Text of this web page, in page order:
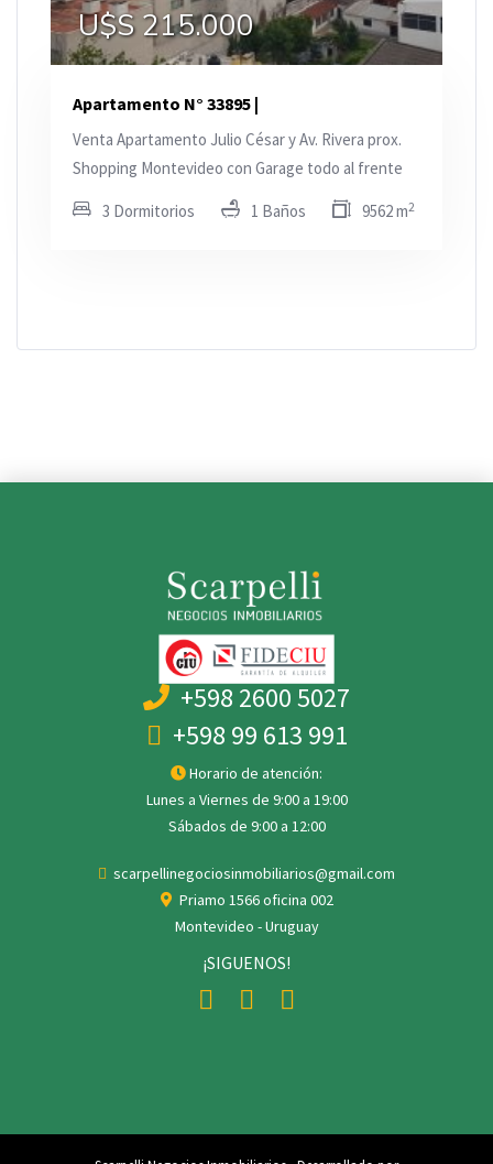
U$S 215.000
Apartamento N° 33895 |
Venta Apartamento Julio César y Av. Rivera prox.
Shopping Montevideo con Garage todo al frente
3 Dormitorios 1 Baños 9562 m2
+598 2600 5027
+598 99 613 991
Horario de atención:
Lunes a Viernes de 9:00 a 19:00
Sábados de 9:00 a 12:00
scarpellinegociosinmobiliarios@gmail.com
Priamo 1566 oficina 002
Montevideo - Uruguay
¡SIGUENOS!